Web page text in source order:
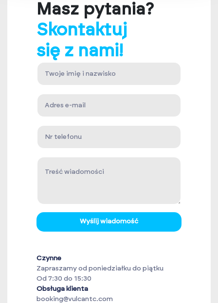
Masz pytania?
Skontaktuj
się z nami!
Wyślij wiadomość
Czynne
Zapraszamy od poniedziałku do piątku
Od 7:30 do 15:30
Obsługa klienta
booking@vulcantc.com